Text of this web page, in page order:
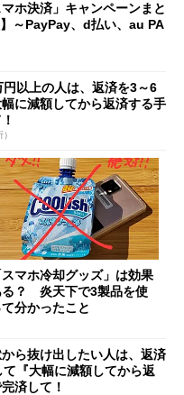
ホ決済」キャンペーンまと
～PayPay、d払い、au PA
以上の人は、返済を3～6
に減額してから返済する手
スマホ冷却グッズ」は効果
る？ 炎天下で3製品を使
て分かったこと
ら抜け出したい人は、返済
『大幅に減額してから返
済して！